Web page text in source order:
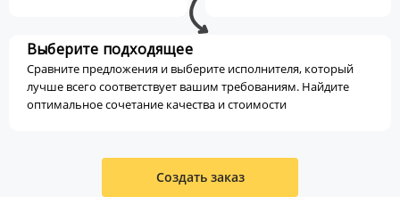
Выберите подходящее
Сравните предложения и выберите исполнителя, который
лучше всего соответствует вашим требованиям. Найдите
оптимальное сочетание качества и стоимости
Создать заказ